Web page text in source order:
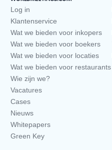
Log in
Klantenservice
Wat we bieden voor inkopers
Wat we bieden voor boekers
Wat we bieden voor locaties
Wat we bieden voor restaurants
Wie zijn we?
Vacatures
Cases
Nieuws
Whitepapers
Green Key